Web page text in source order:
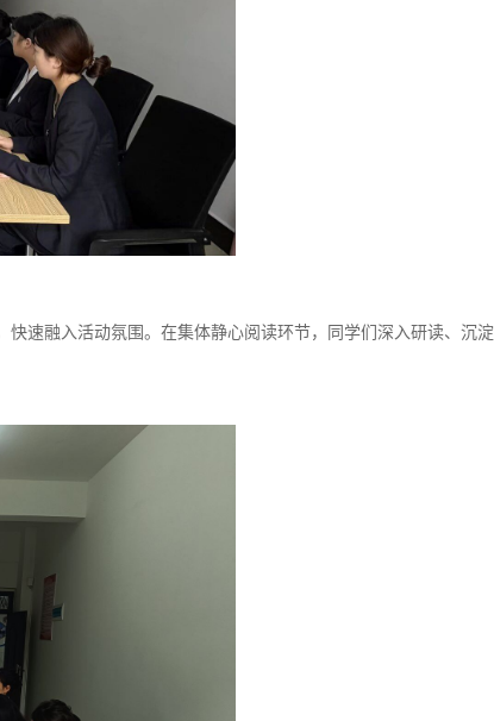
快速融入活动氛围。在集体静心阅读环节， 同学们深入研读、沉淀